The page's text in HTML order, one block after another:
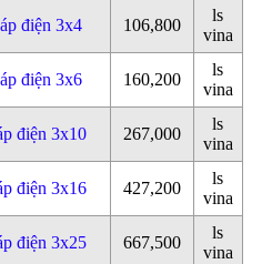
điện 3x4 106,800
ls
vina
điện 3x6 160,200
ls
vina
điện 3x10 267,000
ls
vina
điện 3x16 427,200
ls
vina
điện 3x25 667,500
ls
vina